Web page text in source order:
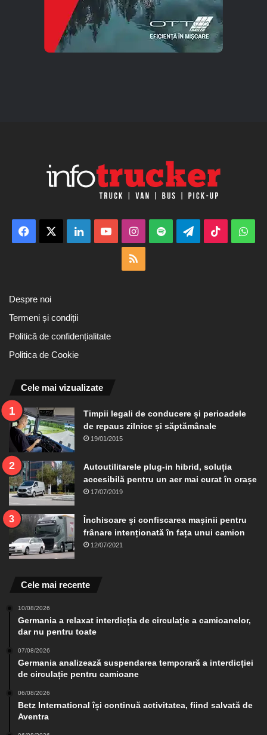
Facebook LinkedInYouTubeInstagram
Spotify TelegramTikTok
Despre noi
Termeni și condiții
Politică de confidențialitate
Politica de Cookie
Cele mai vizualizate
Timpii legali de conducere și perioadele
de repaus zilnice și săptămânale
19/01/2015
Autoutilitarele plug-in hibrid, soluția
accesibilă pentru un aer mai curat în orașe
17/07/2019
Închisoare și confiscarea mașinii pentru
frânare intenționată în fața unui camion
12/07/2021
Cele mai recente
10/08/2026
Germania a relaxat interdicția de circulație a camioanelor,
dar nu pentru toate
07/08/2026
Germania analizează suspendarea temporară a interdicției
de circulație pentru camioane
06/08/2026
Betz International își continuă activitatea, fiind salvată de
Aventra